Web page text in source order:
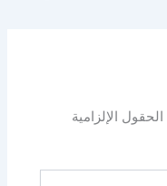
الحقول الإلزامية